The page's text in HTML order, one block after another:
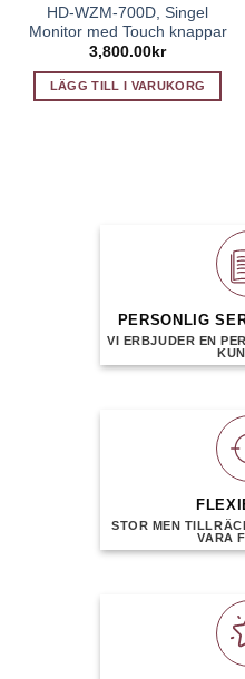
HD-WZM-700D, Singel
Monitor med Touch knappar
3,800.00 kr
LÄGG TILL I VARUKORG
PERSONLIG
VI ERBJUDER EN
STOR MEN
VARA